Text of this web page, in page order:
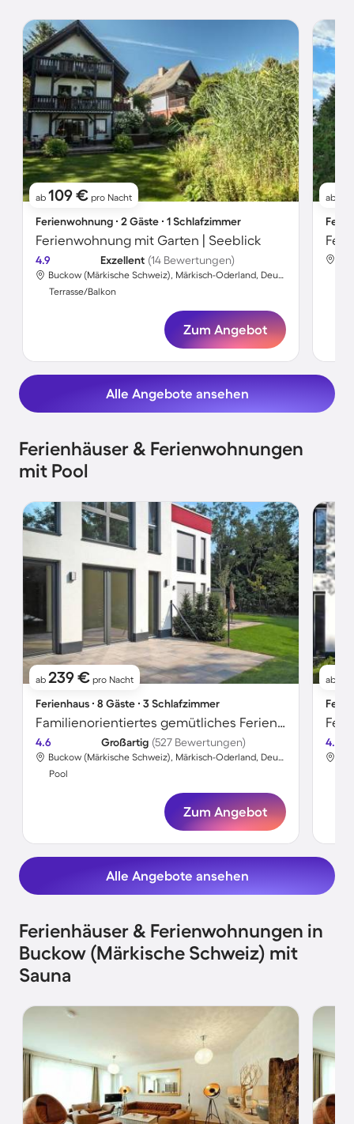
ab 109 € pro Nacht
Ferienwohnung ∙ 2 Gäste ∙ 1 Schlafzimmer
Ferienwohnung mit Garten | Seeblick
4.9 Exzellent (14 Bewertungen)
Buckow (Märkische Schweiz), Märkisch-Oderland, Deutschland
Terrasse/Balkon
Zum Angebot
ab
Alle Angebote ansehen
Ferienhäuser & Ferienwohnungen
mit Pool
ab 239 € pro Nacht
Ferienhaus ∙ 8 Gäste ∙ 3 Schlafzimmer
Familienorientiertes gemütliches Ferienhaus mit Garten, Terrasse und Pool
4.6 Großartig (527 Bewertungen)
Buckow (Märkische Schweiz), Märkisch-Oderland, Deutschland
Pool
Zum Angebot
ab
4.6
Alle Angebote ansehen
Ferienhäuser & Ferienwohnungen in
Buckow (Märkische Schweiz) mit
Sauna